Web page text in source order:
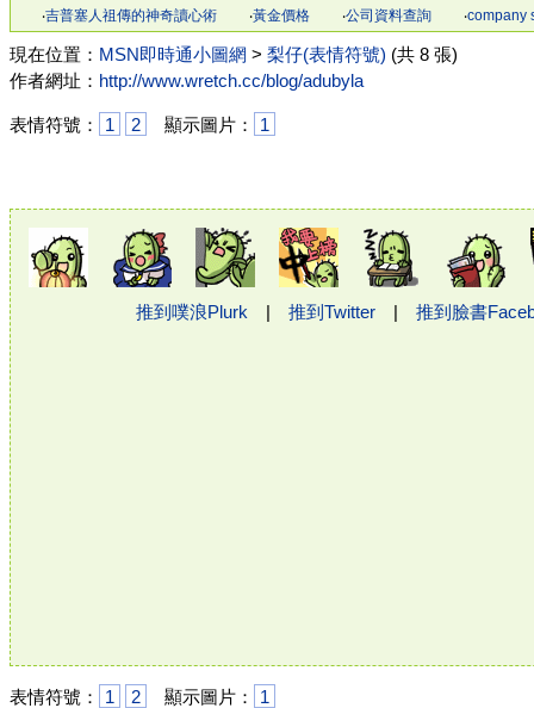
‧吉普塞人祖傳的神奇讀心術 ‧黃金價格 ‧公司資料查詢 ‧company
現在位置： MSN即時通小圖網 > 梨仔(表情符號) (共 8 張)
作者網址： http://www.wretch.cc/blog/adubyla
表情符號： 1 2 顯示圖片： 1
推到噗浪Plurk 推到Twitter 推到臉書
表情符號： 1 2 顯示圖片：
1